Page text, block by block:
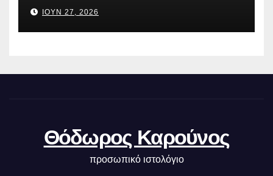
της αγοράς
ΙΟΎΝ 27, 2026
Θόδωρος Καρούνος
προσωπικό ιστολόγιο